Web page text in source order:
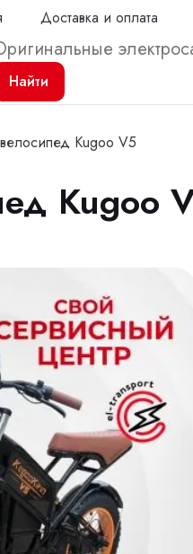
Доставка и оплата
Найти
Kugoo V5
Kugoo